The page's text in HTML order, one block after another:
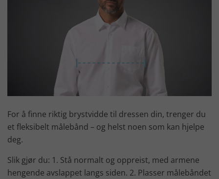
For å finne riktig brystvidde til dressen din, trenger du
et fleksibelt målebånd – og helst noen som kan hjelpe
deg.
Slik gjør du: 1. Stå normalt og oppreist, med armene
hengende avslappet langs siden. 2. Plasser målebåndet